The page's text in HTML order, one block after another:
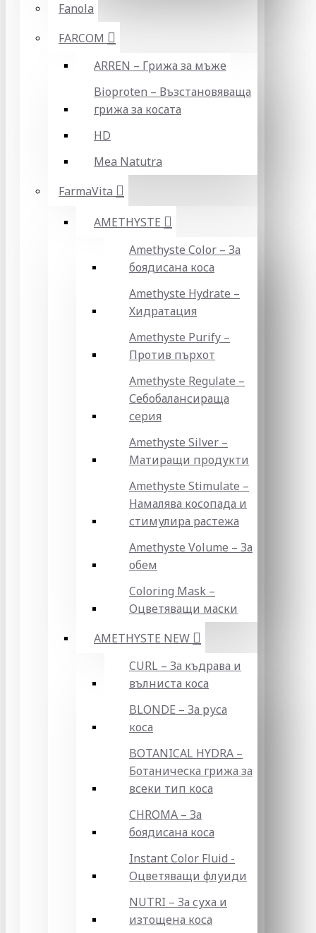
Fanola
FARCOM
ARREN – Грижа за мъже
Bioproten – Възстановяваща
грижа за косата
HD
Mea Natutra
FarmaVita
AMETHYSTE
Amethyste Color – За
боядисана коса
Amethyste Hydrate –
Хидратация
Amethyste Purify –
Против пърхот
Amethyste Regulate –
Себобалансираща
серия
Amethyste Silver –
Матиращи продукти
Amethyste Stimulate –
Намалява косопада и
стимулира растежа
Amethyste Volume – За
обем
Coloring Mask –
Оцветяващи маски
AMETHYSTE NEW
CURL – За къдрава и
вълниста коса
BLONDE – За руса
коса
BOTANICAL HYDRA –
Ботаническа грижа за
всеки тип коса
CHROMA – За
боядисана коса
Instant Color Fluid -
Оцветяващи флуиди
NUTRI – За суха и
изтощена коса